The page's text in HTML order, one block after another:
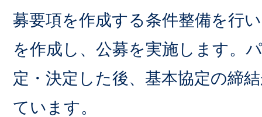
募要項を作成する条件整備を行
を作成し、公募を実施します。
定・決定した後、基本協定の締
ています。